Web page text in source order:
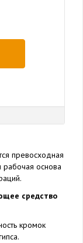
превосходная
рабочая основа
средство
кромок